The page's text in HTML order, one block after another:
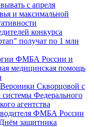
с апреля
и максимальной
конкурса
получат по 1 млн
ФМБА России и
медицинская помощь
Скворцовой с
системы Федерального
агентства
ФМБА России
защитника